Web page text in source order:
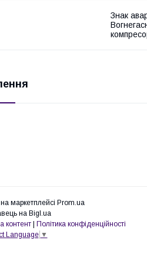
Знак
маркетплейсі Prom.ua
на Bigl.ua
контент | Політика конфіденційності
Language ▼